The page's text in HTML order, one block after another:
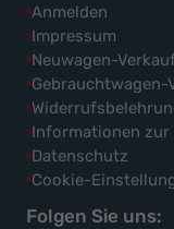
Anmelden
Impressum
Neuwagen-
Informationen
Datenschutz
Cookie-
Folgen Sie uns: